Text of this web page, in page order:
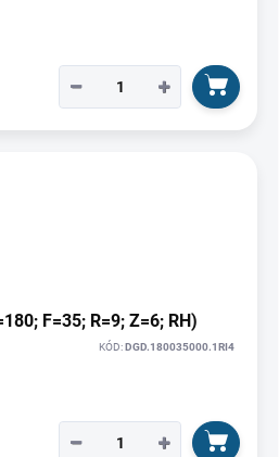
+
−
F=35; R=9; Z=6; RH)
KÓD:DGD.180035000.1RI4
+
−